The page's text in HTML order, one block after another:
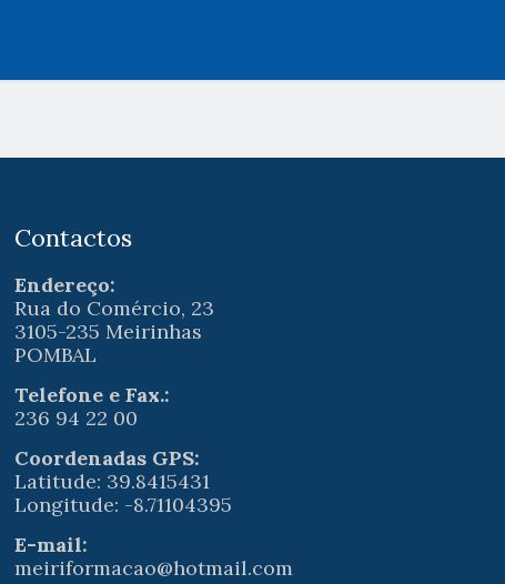
Contactos
Endereço:
Rua do Comércio, 23
3105-235 Meirinhas
POMBAL
Telefone e Fax.:
236 94 22 00
Coordenadas GPS:
Latitude: 39.8415431
Longitude: -8.71104395
E-mail:
meiriformacao@hotmail.com